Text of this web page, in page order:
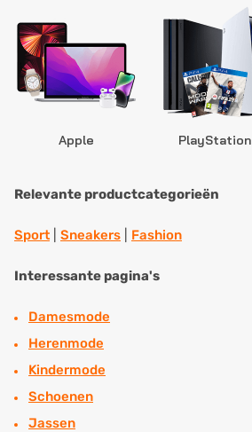
Apple PlayStation
Relevante productcategorieën
Sport Sneakers Fashion
Interessante pagina's
Damesmode
Herenmode
Kindermode
Schoenen
Jassen